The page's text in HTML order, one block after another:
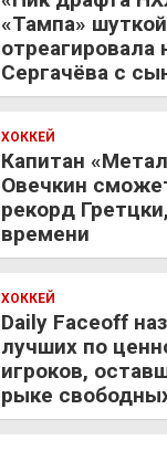
«Тампа» шуткой
отреагировала
Сергачёва с
ХОККЕЙ
Капитан
Овечкин
рекорд
времени
ХОККЕЙ
Daily Faceoff
лучших по
игроков,
рыке